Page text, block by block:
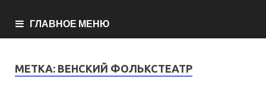
ГЛАВНОЕ МЕНЮ
МЕТКА: ВЕНСКИЙ ФОЛЬКСТЕАТР